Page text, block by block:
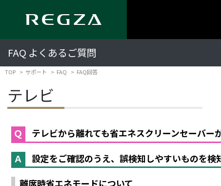
FAQ よくあるご質問
TOP サポート FAQ FAQ回答
テレビ